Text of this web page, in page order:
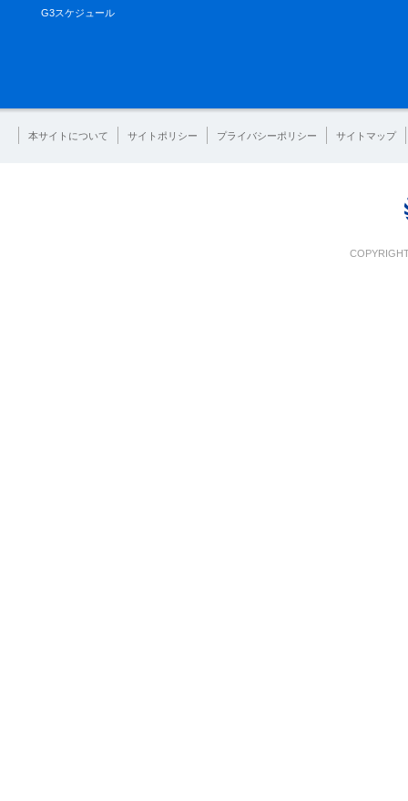
G3スケジュール
本サイトについて サイトポリシー プライバシーポリシー サイトマップ